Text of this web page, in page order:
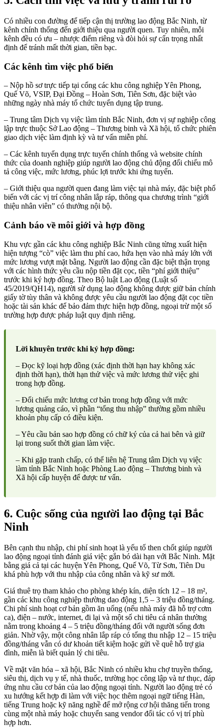
Có nhiều con đường để tiếp cận thị trường lao động Bắc Ninh, từ
kênh chính thống đến giới thiệu qua người quen. Tuy nhiên, mỗi
kênh đều có ưu – nhược điểm riêng và đòi hỏi sự cẩn trọng nhất
định để tránh mất thời gian, tiền bạc.
Các kênh tìm việc phổ biến
– Nộp hồ sơ trực tiếp tại cổng các khu công nghiệp Yên Phong,
Quế Võ, VSIP, Đại Đồng – Hoàn Sơn, Tiên Sơn, đặc biệt vào
những ngày nhà máy tổ chức tuyển dụng tập trung.
– Trung tâm Dịch vụ việc làm tỉnh Bắc Ninh, đơn vị sự nghiệp công
lập trực thuộc Sở Lao động – Thương binh và Xã hội, tổ chức phiên
giao dịch việc làm định kỳ và tư vấn miễn phí.
– Các kênh tuyển dụng trực tuyến chính thống và website chính
thức của doanh nghiệp giúp người lao động chủ động đối chiếu mô
tả công việc, mức lương, phúc lợi trước khi ứng tuyển.
– Giới thiệu qua người quen đang làm việc tại nhà máy, đặc biệt phổ
biến với các vị trí công nhân lắp ráp, thông qua chương trình “giới
thiệu nhân viên” có thưởng nội bộ.
Cảnh báo về môi giới và hợp đồng
Khu vực gần các khu công nghiệp Bắc Ninh cũng từng xuất hiện
hiện tượng “cò” việc làm thu phí cao, hứa hẹn vào nhà máy lớn với
mức lương vượt mặt bằng. Người lao động cần đặc biệt thận trọng
với các hình thức yêu cầu nộp tiền đặt cọc, tiền “phí giới thiệu”
trước khi ký hợp đồng. Theo Bộ luật Lao động (Luật số
45/2019/QH14), người sử dụng lao động không được giữ bản chính
giấy tờ tùy thân và không được yêu cầu người lao động đặt cọc tiền
hoặc tài sản khác để bảo đảm thực hiện hợp đồng, ngoại trừ một số
trường hợp được pháp luật quy định riêng.
Lời khuyên trước khi ký hợp đồng:
– Đọc kỹ loại hợp đồng (xác định thời hạn hay không xác
định thời hạn), thời hạn thử việc và mức lương thử việc ghi
trong hợp đồng.
– Đối chiếu mức lương cơ bản trong hợp đồng với mức
lương quảng cáo, vì phần “tổng thu nhập” thường gồm nhiều
khoản phụ cấp có điều kiện.
– Yêu cầu bản sao hợp đồng có chữ ký của cả hai bên và giữ
lại trong suốt thời gian làm việc.
– Khi gặp tranh chấp, có thể liên hệ Trung tâm Dịch vụ việc
làm tỉnh Bắc Ninh hoặc Phòng Lao động – Thương binh và
Xã hội cấp huyện để được tư vấn.
6. Cuộc sống của người lao động tại Bắc
Ninh
Bên cạnh thu nhập, chi phí sinh hoạt là yếu tố then chốt giúp người
lao động ngoại tỉnh đánh giá việc gắn bó dài hạn với Bắc Ninh. Mặt
bằng giá cả tại các huyện Yên Phong, Quế Võ, Từ Sơn, Tiên Du
khá phù hợp với thu nhập của công nhân và kỹ sư mới.
Giá thuê trọ tham khảo cho phòng khép kín, diện tích 12 – 18 m²,
gần các khu công nghiệp thường dao động 1,5 – 3 triệu đồng/tháng.
Chi phí sinh hoạt cơ bản gồm ăn uống (nếu nhà máy đã hỗ trợ cơm
ca), điện – nước, internet, đi lại và một số chi tiêu cá nhân thường
nằm trong khoảng 4 – 5 triệu đồng/tháng đối với người sống đơn
giản. Nhờ vậy, một công nhân lắp ráp có tổng thu nhập 12 – 15 triệu
đồng/tháng vẫn có dư khoản tiết kiệm hoặc gửi về quê hỗ trợ gia
đình, miễn là biết quản lý chi tiêu.
Về mặt văn hóa – xã hội, Bắc Ninh có nhiều khu chợ truyền thống,
siêu thị, dịch vụ y tế, nhà thuốc, trường học công lập và tư thục, đáp
ứng nhu cầu cơ bản của lao động ngoại tỉnh. Người lao động trẻ có
xu hướng kết hợp đi làm với việc học thêm ngoại ngữ tiếng Hàn,
tiếng Trung hoặc kỹ năng nghề để mở rộng cơ hội thăng tiến trong
cùng một nhà máy hoặc chuyển sang vendor đối tác có vị trí phù
hợp hơn.